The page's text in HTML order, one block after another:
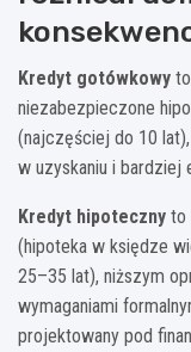
Kredyt gotówkowy
niezabezpieczone
(najczęściej do 10
w uzyskaniu i bardziej
Kredyt hipoteczny to
(hipoteka w księdze
25–35 lat), niższym
wymaganiami
projektowany pod